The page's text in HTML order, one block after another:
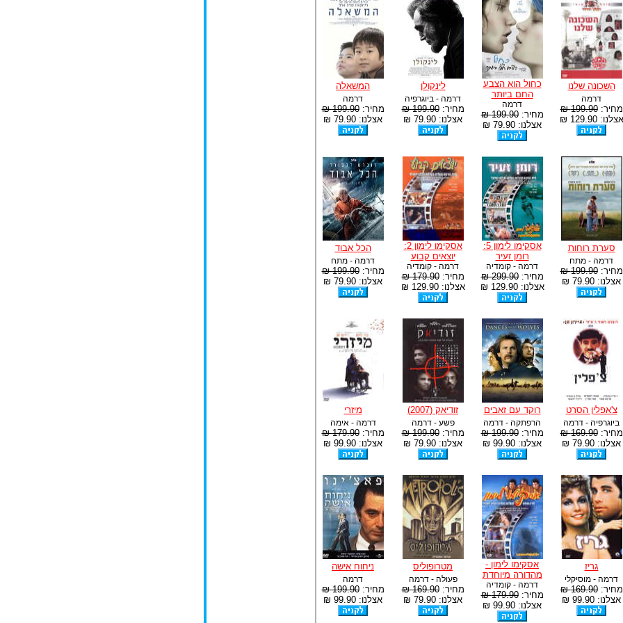
השכונה שלנו
דרמה
מחיר:199.90 ₪
אצלנו: 129.90 ₪
כחול הוא הצבע
החם ביותר
דרמה
מחיר:199.90 ₪
אצלנו: 79.90 ₪
לינקולן
דרמה - ביוגרפיה
מחיר:199.90 ₪
אצלנו: 79.90 ₪
המשאלה
דרמה
מחיר:199.90 ₪
אצלנו: 79.90 ₪
סערת רוחות
דרמה - מתח
מחיר:199.90 ₪
אצלנו: 79.90 ₪
אסקימו לימון 5:
רומן זעיר
דרמה - קומדיה
מחיר:299.90 ₪
אצלנו: 129.90 ₪
אסקימו לימון 2:
יוצאים קבוע
דרמה - קומדיה
מחיר:179.90 ₪
אצלנו: 129.90 ₪
הכל אבוד
דרמה - מתח
מחיר:199.90 ₪
אצלנו: 79.90 ₪
צ'אפלין הסרט
ביוגרפיה - דרמה
מחיר:169.90 ₪
אצלנו: 79.90 ₪
רוקד עם זאבים
הרפתקה - דרמה
מחיר:199.90 ₪
אצלנו: 99.90 ₪
זודיאק (2007)
פשע - דרמה
מחיר:199.90 ₪
אצלנו: 79.90 ₪
מיזרי
דרמה - אימה
מחיר:179.90 ₪
אצלנו: 99.90 ₪
גריז
דרמה - מוסיקלי
מחיר:169.90 ₪
אצלנו: 99.90 ₪
אסקימו לימון -
מהדורה מיוחדת
דרמה - קומדיה
מחיר:179.90 ₪
אצלנו: 99.90 ₪
מטרופוליס
פעולה - דרמה
מחיר:169.90 ₪
אצלנו: 79.90 ₪
ניחוח אישה
דרמה
מחיר:199.90 ₪
אצלנו: 99.90 ₪